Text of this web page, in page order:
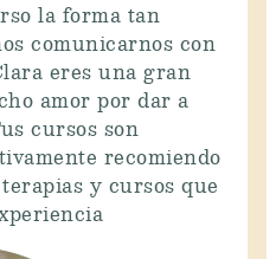
la forma tan
comunicarnos con
eres una gran
amor por dar a
cursos son
recomiendo
y cursos que